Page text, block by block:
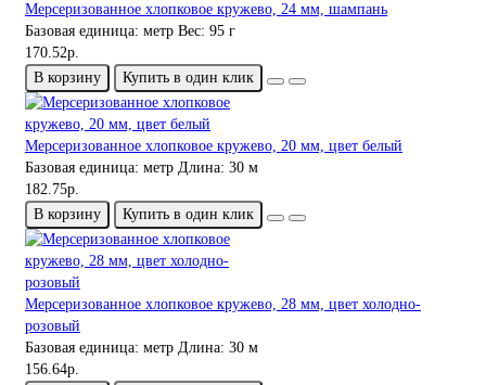
Мерсеризованное хлопковое кружево, 24 мм, шампань
Базовая единица: метр Вес: 95 г
170.52р.
В корзину
Купить в один клик
Мерсеризованное хлопковое кружево, 20 мм, цвет белый
Базовая единица: метр Длина: 30 м
182.75р.
В корзину
Купить в один клик
Мерсеризованное хлопковое кружево, 28 мм, цвет холодно-
розовый
Базовая единица: метр Длина: 30 м
156.64р.